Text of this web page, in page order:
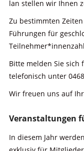
lan stellen wir Ihnen
Zu bestimmten
Führungen für
Bitte melden Sie sich
telefonisch unter
Wir freuen uns auf
Veranstaltungen
In diesem Jahr